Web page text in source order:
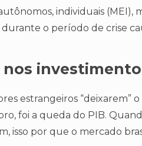
individuais
o período de crise
nos
estrangeiros “deixarem”
foi a queda do PIB.
isso por que o mercado